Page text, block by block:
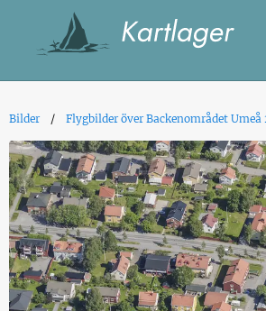
Bilder Flygbilder över Backenområdet Umeå